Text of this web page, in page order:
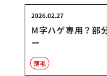
M字ハゲ専用？部
ー
2026.02.27
薄毛